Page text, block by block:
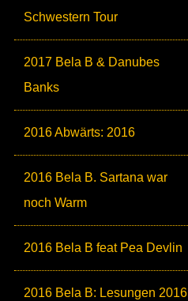
Schwestern Tour
2017 Bela B & Danubes
Banks
2016 Abwärts: 2016
2016 Bela B. Sartana war
noch Warm
2016 Bela B feat Pea Devlin
2016 Bela B: Lesungen 2016